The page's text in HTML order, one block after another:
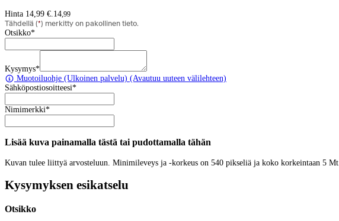
Hinta 14,99 €.14,99
Tähdellä (*) merkitty on pakollinen tieto.
Otsikko*
Kysymys*
Muotoiluohje (Ulkoinen palvelu) (Avautuu uuteen välilehteen)
Sähköpostiosoitteesi*
Nimimerkki*
Lisää kuva painamalla tästä tai pudottamalla tähän
Kuvan tulee liittyä arvosteluun. Minimileveys ja -korkeus on 540 pikseliä ja koko korkeintaan 5 Mt.
Kysymyksen esikatselu
Otsikko